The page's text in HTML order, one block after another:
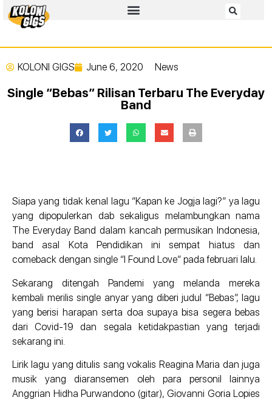
KOLONI GIGS June 6, 2020 News
Single “Bebas” Rilisan Terbaru The Everyday
Band
Siapa yang tidak kenal lagu “Kapan ke Jogja lagi?” ya lagu
yang dipopulerkan dab sekaligus melambungkan nama
The Everyday Band dalam kancah permusikan Indonesia,
band asal Kota Pendidikan ini sempat hiatus dan
comeback dengan single “I Found Love” pada februari lalu.
Sekarang ditengah Pandemi yang melanda mereka
kembali merilis single anyar yang diberi judul “Bebas”, lagu
yang berisi harapan serta doa supaya bisa segera bebas
dari Covid-19 dan segala ketidakpastian yang terjadi
sekarang ini.
Lirik lagu yang ditulis sang vokalis Reagina Maria dan juga
musik yang diaransemen oleh para personil lainnya
Anggrian Hidha Purwandono (gitar), Giovanni Goria Lopies